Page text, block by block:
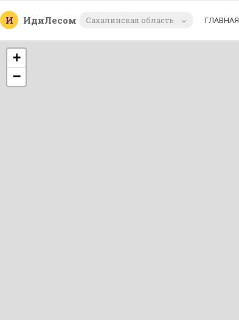
И ИдиЛесом Сахалинская область ГЛАВНАЯ
+
−